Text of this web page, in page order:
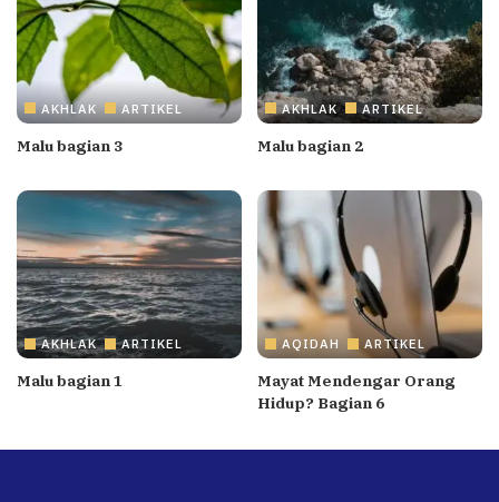
AKHLAK ARTIKEL
Malu bagian 3
AKHLAK ARTIKEL
Malu bagian 2
AKHLAK ARTIKEL
Malu bagian 1
AQIDAH ARTIKEL
Mayat Mendengar Orang
Hidup? Bagian 6